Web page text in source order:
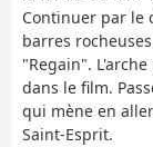
Continuer par le
barres
"Regain".
dans le film.
qui mène en
Saint-Esprit.